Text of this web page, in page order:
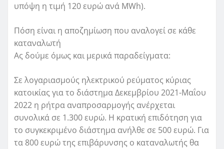
υπόψη η τιμή 120 ευρώ ανά MWh).
Πόση είναι η αποζημίωση που αναλογεί σε κάθε
καταναλωτή
Ας δούμε όμως και μερικά παραδείγματα:
Σε λογαριασμούς ηλεκτρικού ρεύματος κύριας
κατοικίας για το διάστημα Δεκεμβρίου 2021-Μαΐου
2022 η ρήτρα αναπροσαρμογής ανέρχεται
συνολικά σε 1.300 ευρώ. Η κρατική επιδότηση για
το συγκεκριμένο διάστημα ανήλθε σε 500 ευρώ. Για
τα 800 ευρώ της επιβάρυνσης ο καταναλωτής θα